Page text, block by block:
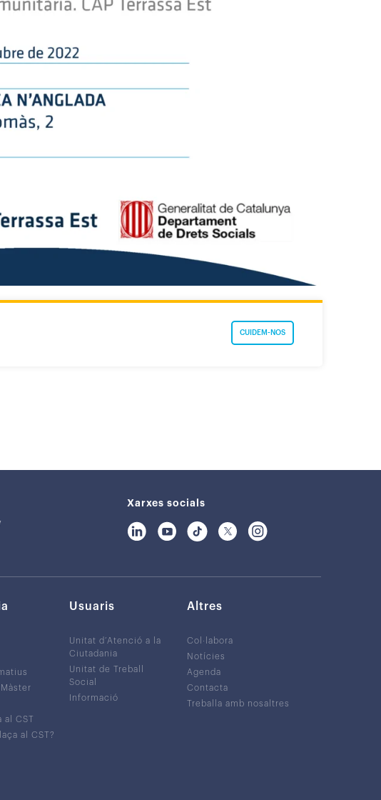
CUIDEM-NOS
Xarxes socials
CST
al CST?
Usuaris
Unitat d’Atenció a la
Ciutadania
Unitat de Treball
Social
Informació
Altres
Col·labora
Notícies
Agenda
Contacta
Treballa amb nosaltres